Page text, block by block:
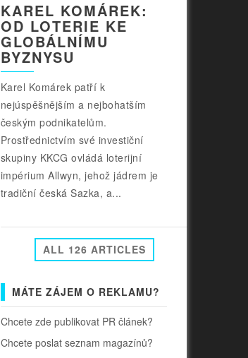
KAREL KOMÁREK:
OD LOTERIE KE
GLOBÁLNÍMU
BYZNYSU
Karel Komárek patří k
nejúspěšnějším a nejbohatším
českým podnikatelům.
Prostřednictvím své investiční
skupiny KKCG ovládá loterijní
impérium Allwyn, jehož jádrem je
tradiční česká Sazka, a...
ALL 126 ARTICLES
MÁTE ZÁJEM O REKLAMU?
Chcete zde publikovat PR článek?
Chcete poslat seznam magazínů?